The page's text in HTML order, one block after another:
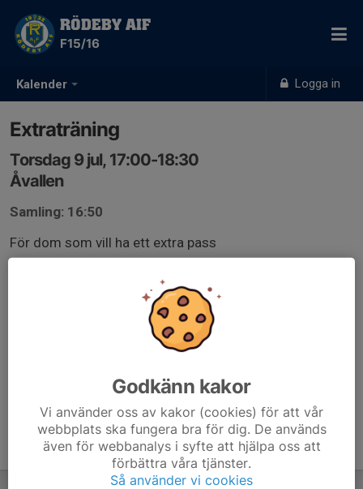
Kalender Logga in
RÖDEBY AIF
F15/16
Extraträning
Torsdag 9 jul, 17:00-18:30
Åvallen
Samling: 16:50
För dom som vill ha ett extra pass
Inriktning teknik och avslut
Godkänn kakor
Vi använder oss av kakor (cookies) för att vår
webbplats ska fungera bra för dig. De används
även för webbanalys i syfte att hjälpa oss att
förbättra våra tjänster.
Så använder vi cookies